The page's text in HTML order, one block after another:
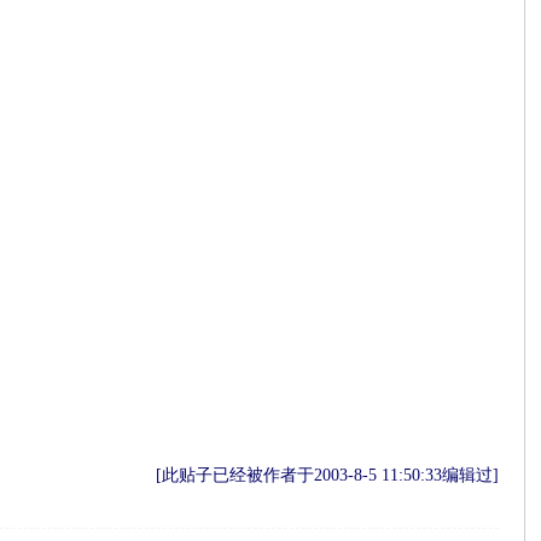
[此贴子已经被作者于2003-8-5 11:50:33编辑过]